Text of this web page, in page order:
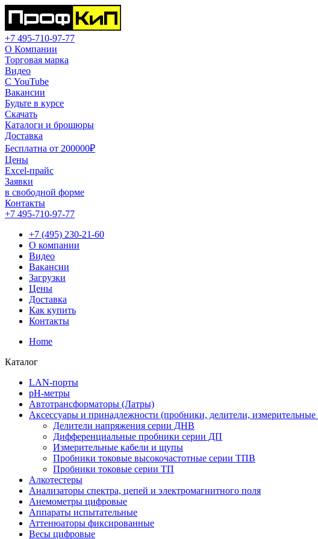
+7 495-710-97-77
О Компании
Торговая марка
Видео
С YouTube
Вакансии
Будьте в курсе
Скачать
Каталоги и брошюры
Доставка
Бесплатна от 200000₽
Цены
Excel-прайс
Заявки
в свободной форме
Контакты
+7 495-710-97-77
+7 (495) 230-21-60
О компании
Видео
Вакансии
Загрузки
Цены
Доставка
Как купить
Контакты
Home
Каталог
LAN-порты
pH-метры
Автотрансформаторы (Латры)
Аксессуары и принадлежности (пробники, делители, измерительные
Делители напряжения серии ДНВ
Дифференциальные пробники серии ДП
Измерительные кабели и щупы
Пробники токовые высокочастотные серии ТПВ
Пробники токовые серии ТП
Алкотестеры
Анализаторы спектра, цепей и электромагнитного поля
Анемометры цифровые
Аппараты испытательные
Аттенюаторы фиксированные
Весы цифровые